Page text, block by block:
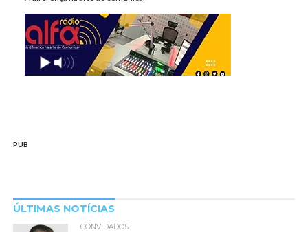
PUB
ÚLTIMAS NOTÍCIAS
CONVIDADOS